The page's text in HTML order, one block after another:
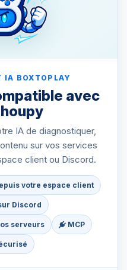
IA BOXTOPLAY
avec
IA de diagnostiquer,
sur vos services
client ou Discord.
votre espace client
Discord
serveurs MCP